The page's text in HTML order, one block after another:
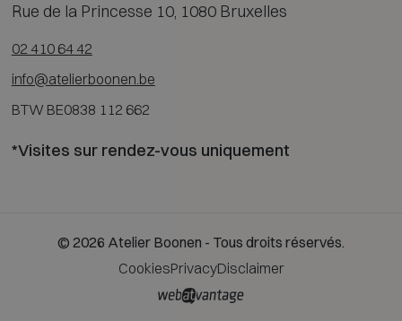
Rue de la Princesse 10, 1080 Bruxelles
02 410 64 42
info@atelierboonen.be
BTW BE0838 112 662
*Visites sur rendez-vous uniquement
© 2026 Atelier Boonen - Tous droits réservés.
CookiesPrivacyDisclaimer